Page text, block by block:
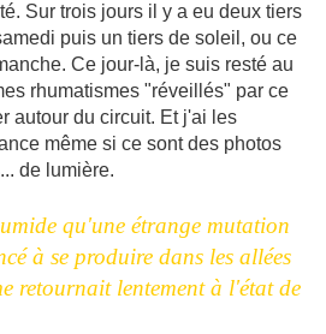
Sur trois jours il y a eu deux tiers
puis un tiers de soleil, ou ce
Ce jour-là, je suis resté au
rhumatismes "réveillés" par ce
autour du circuit. Et j'ai les
même si ce sont des photos
de lumière.
qu'une étrange mutation
à se produire dans les allées
retournait lentement à l'état de